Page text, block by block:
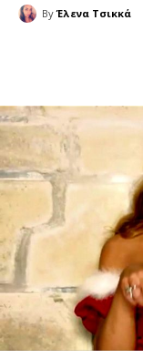
By Έλενα Τσικκά